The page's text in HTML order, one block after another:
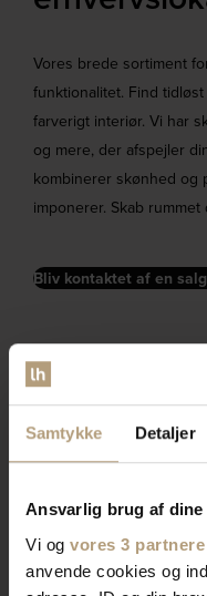
Samtykke Detaljer
Ansvarlig brug af dine
Vi og vores 3 partnere
anvende cookies og
Vores brede sortiment
funktionalitet. Find
farverigt interiør. Vi har
og mere, der afspejler
kombinerer skønhed og
imponerer. Skab
Bliv kontaktet af en